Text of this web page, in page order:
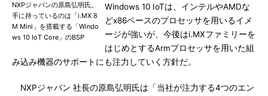
NXPジャパンの原島弘明氏。
手に持っているのは「i.MX 8
M Mini」を搭載する「Windo
ws 10 IoT Core」のBSP
Windows 10 IoTは、インテルやAMDな
どx86ベースのプロセッサを用いるイメ
ージが強いが、今後はi.MXファミリーを
はじめとするArmプロセッサを用いた組
み込み機器のサポートにも注力していく方針だ。
NXPジャパン 社長の原島弘明氏は「当社が注力する4つのエン